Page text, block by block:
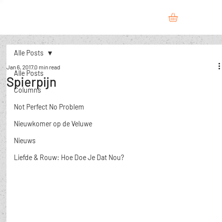
Alle Posts
Columns
Not Perfect No Problem
Nieuwkomer op de Veluwe
Nieuws
​Liefde & Rouw: Hoe Doe Je Dat Nou?
Alle Posts
Spierpijn
Jan 6, 20170 min read